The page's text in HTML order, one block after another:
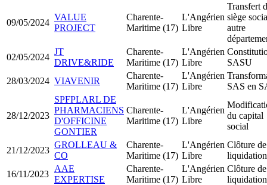
09/05/2024
VALUE
PROJECT
Charente-
Maritime (17)
L'Angérien
Libre
Transfert
siège
autre
02/05/2024
JT
DRIVE&RIDE
Charente-
Maritime (17)
L'Angérien
Libre
SASU
28/03/2024 VIAVENIR
Charente-
Maritime (17)
L'Angérien
Libre
SAS en
28/12/2023
SPFPLARL DE
PHARMACIENS
D'OFFICINE
GONTIER
Charente-
Maritime (17)
L'Angérien
Libre
du capital
social
21/12/2023
GROLLEAU &
CO
Charente-
Maritime (17)
L'Angérien
Libre
Clôture de
liquidation
16/11/2023
AAE
EXPERTISE
Charente-
Maritime (17)
L'Angérien
Libre
Clôture de
liquidation